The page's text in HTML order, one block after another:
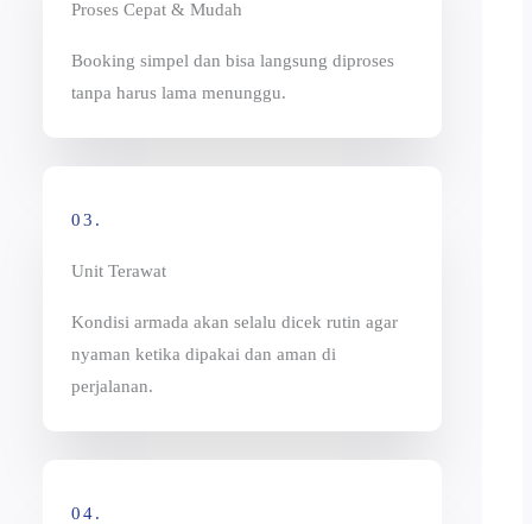
Proses Cepat & Mudah
Booking simpel dan bisa langsung diproses
tanpa harus lama menunggu.
03.
Unit Terawat
Kondisi armada akan selalu dicek rutin agar
nyaman ketika dipakai dan aman di
perjalanan.
04.